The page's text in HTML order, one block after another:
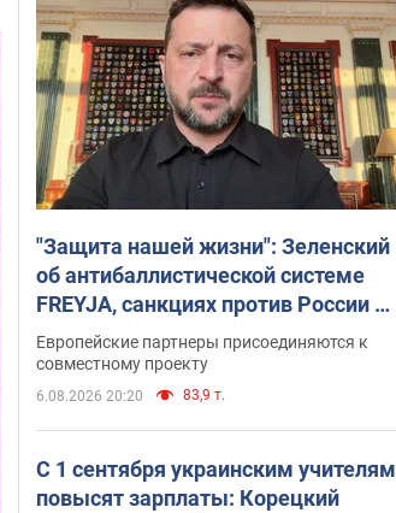
"Защита нашей жизни": Зеленский
об антибаллистической системе
FREYJA, санкциях против России и
поддержке аграриев. Видео
Европейские партнеры присоединяются к
совместному проекту
6.08.2026 20:20 83,9 т.
С 1 сентября украинским учителям
повысят зарплаты: Корецкий